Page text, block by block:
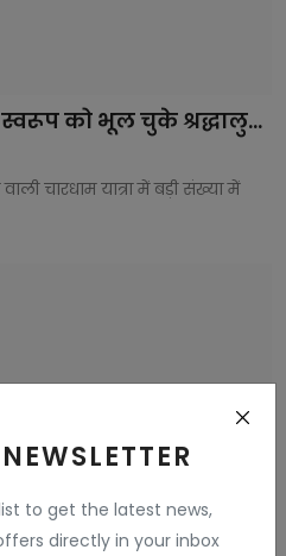
to get the latest news,
directly in your inbox
स्वरूप को भूल चुके श्रद्धालु...
चारधाम यात्रा में बड़ी संख्या में